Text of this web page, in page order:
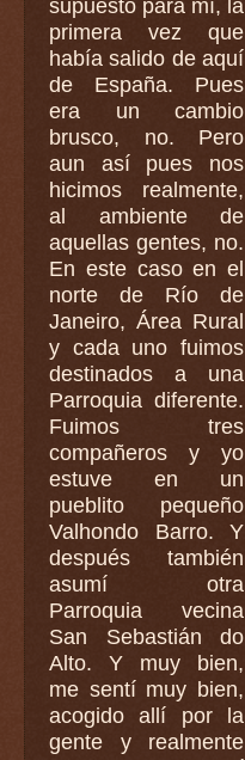
supuesto para mí, la
primera vez que
había salido de aquí
de España. Pues
era un cambio
brusco, no. Pero
aun así pues nos
hicimos realmente,
al ambiente de
aquellas gentes, no.
En este caso en el
norte de Río de
Janeiro, Área Rural
y cada uno fuimos
destinados a una
Parroquia diferente.
Fuimos tres
compañeros y yo
estuve en un
pueblito pequeño
Valhondo Barro. Y
después también
asumí otra
Parroquia vecina
San Sebastián do
Alto. Y muy bien,
me sentí muy bien,
acogido allí por la
gente y realmente